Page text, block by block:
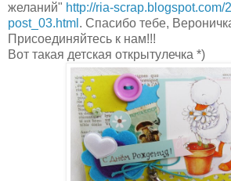
желаний" http://ria-scrap.blogspot.com/
post_03.html . Спасибо тебе,
Присоединяйтесь к нам!!!
Вот такая детская открытулечка *)